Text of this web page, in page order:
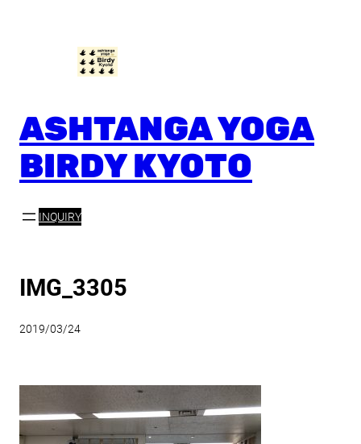
ASHTANGA YOGA
BIRDY KYOTO
INQUIRY
IMG_3305
2019/03/24